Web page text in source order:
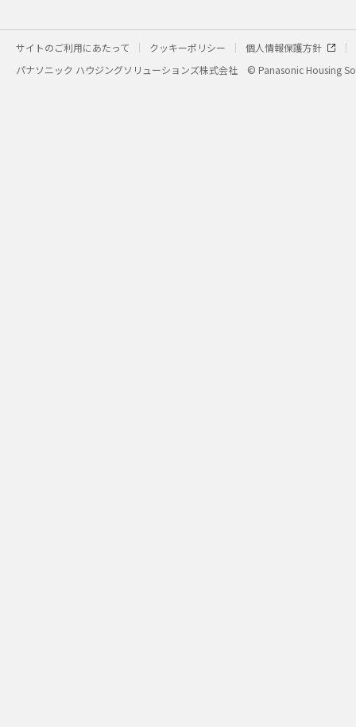
サイトのご利用にあたって クッキーポリシー
個人情報保護方針
パナソニック ハウジングソリューションズ株式会社
© Panasonic Housing